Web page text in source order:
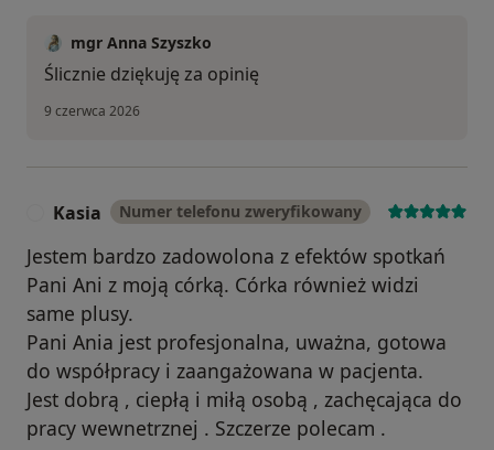
mgr Anna Szyszko
Ślicznie dziękuję za opinię
9 czerwca 2026
Kasia Numer telefonu zweryfikowany
Jestem bardzo zadowolona z efektów spotkań
Pani Ani z moją córką. Córka również widzi
same plusy.
Pani Ania jest profesjonalna, uważna, gotowa
do współpracy i zaangażowana w pacjenta.
Jest dobrą , ciepłą i miłą osobą , zachęcająca do
pracy wewnetrznej . Szczerze polecam .